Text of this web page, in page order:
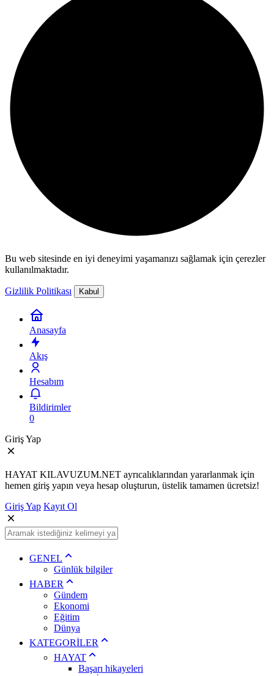
Bu web sitesinde en iyi deneyimi yaşamanızı sağlamak için çerezler
kullanılmaktadır.
Gizlilik Politikası Kabul
Anasayfa
Akış
Hesabım
Bildirimler
0
Giriş Yap
HAYAT KILAVUZUM.NET ayrıcalıklarından yararlanmak için
hemen giriş yapın veya hesap oluşturun, üstelik tamamen ücretsiz!
Giriş Yap Kayıt Ol
GENEL
Günlük bilgiler
HABER
Gündem
Ekonomi
Eğitim
Dünya
KATEGORİLER
HAYAT
Başarı hikayeleri